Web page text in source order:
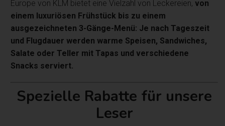
Europe von KLM bietet eine Vielzahl von Leckereien, von
einem luxuriösen Frühstück bis zu einem
ausgezeichneten 3-Gänge-Menü: Je nach Tageszeit
und Flugdauer werden warme Speisen, Sandwiches,
Salate oder Teller mit Tapas und verschiedene
Snacks serviert.
Spezielle Rabatte für unsere
Leser